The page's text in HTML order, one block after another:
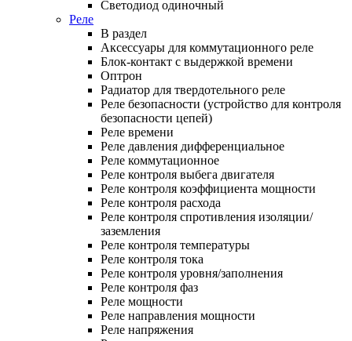
Светодиод одиночный
Реле
В раздел
Аксессуары для коммутационного реле
Блок-контакт с выдержкой времени
Оптрон
Радиатор для твердотельного реле
Реле безопасности (устройство для контроля
безопасности цепей)
Реле времени
Реле давления дифференциальное
Реле коммутационное
Реле контроля выбега двигателя
Реле контроля коэффициента мощности
Реле контроля расхода
Реле контроля спротивления изоляции/
заземления
Реле контроля температуры
Реле контроля тока
Реле контроля уровня/заполнения
Реле контроля фаз
Реле мощности
Реле направления мощности
Реле напряжения